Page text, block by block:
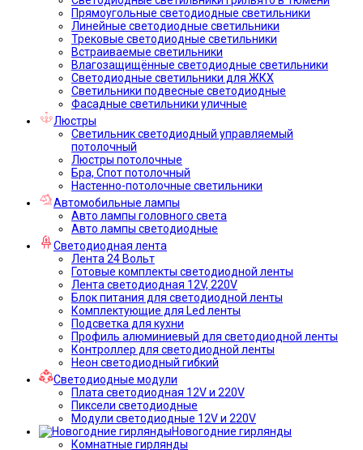
Прямоугольные светодиодные светильники
Линейные светодиодные светильники
Трековые светодиодные светильники
Встраиваемые светильники
Влагозащищённые светодиодные светильники
Светодиодные светильники для ЖКХ
Светильники подвесные светодиодные
Фасадные светильники уличные
Люстры
Светильник светодиодный управляемый
потолочный
Люстры потолочные
Бра, Спот потолочный
Настенно-потолочные светильники
Автомобильные лампы
Авто лампы головного света
Авто лампы светодиодные
Светодиодная лента
Лента 24 Вольт
Готовые комплекты светодиодной ленты
Лента светодиодная 12V, 220V
Блок питания для светодиодной ленты
Комплектующие для Led ленты
Подсветка для кухни
Профиль алюминиевый для светодиодной ленты
Контроллер для светодиодной ленты
Неон светодиодный гибкий
Светодиодные модули
Плата светодиодная 12V и 220V
Пиксели светодиодные
Модули светодиодные 12V и 220V
Новогодние гирлянды
Комнатные гирлянды